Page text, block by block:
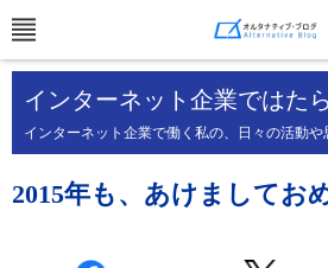
インターネット企業ではたら
インターネット企業で働く私の、日々の活動や
2015年も、あけましてお